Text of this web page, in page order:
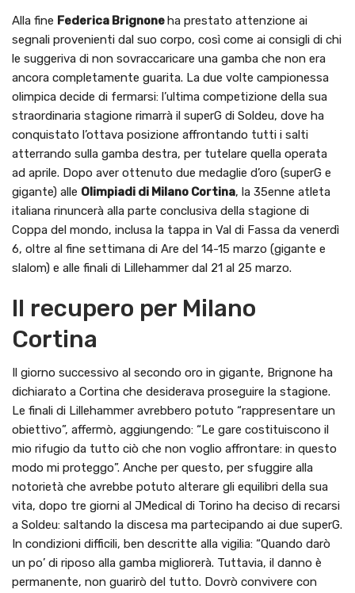
Alla fine Federica Brignoneha prestato attenzione ai
segnali provenienti dal suo corpo, così come ai consigli di chi
le suggeriva di non sovraccaricare una gamba che non era
ancora completamente guarita. La due volte campionessa
olimpica decide di fermarsi: l’ultima competizione della sua
straordinaria stagione rimarrà il superG di Soldeu, dove ha
conquistato l’ottava posizione affrontando tutti i salti
atterrando sulla gamba destra, per tutelare quella operata
ad aprile. Dopo aver ottenuto due medaglie d’oro (superG e
gigante) alle Olimpiadi di Milano Cortina, la 35enne atleta
italiana rinuncerà alla parte conclusiva della stagione di
Coppa del mondo, inclusa la tappa in Val di Fassa da venerdì
6, oltre al fine settimana di Are del 14-15 marzo (gigante e
slalom) e alle finali di Lillehammer dal 21 al 25 marzo.
Il recupero per Milano
Cortina
Il giorno successivo al secondo oro in gigante, Brignone ha
dichiarato a Cortina che desiderava proseguire la stagione.
Le finali di Lillehammer avrebbero potuto “rappresentare un
obiettivo”, affermò, aggiungendo: “Le gare costituiscono il
mio rifugio da tutto ciò che non voglio affrontare: in questo
modo mi proteggo”. Anche per questo, per sfuggire alla
notorietà che avrebbe potuto alterare gli equilibri della sua
vita, dopo tre giorni al JMedical di Torino ha deciso di recarsi
a Soldeu: saltando la discesa ma partecipando ai due superG.
In condizioni difficili, ben descritte alla vigilia: “Quando darò
un po’ di riposo alla gamba migliorerà. Tuttavia, il danno è
permanente, non guarirò del tutto. Dovrò convivere con